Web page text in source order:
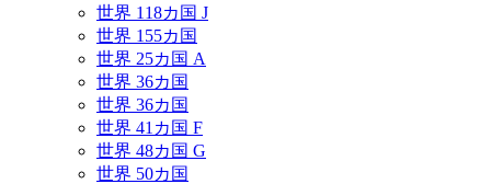
世界 118カ国 J
世界 155カ国
世界 25カ国 A
世界 36カ国
世界 36カ国
世界 41カ国 F
世界 48カ国 G
世界 50カ国